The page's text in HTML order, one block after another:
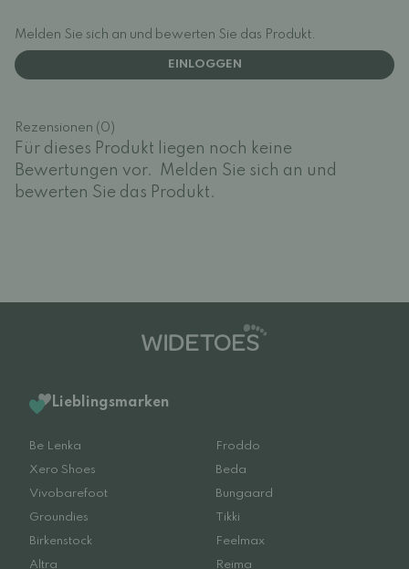
Melden Sie sich an und bewerten Sie das Produkt.
EINLOGGEN
Rezensionen (0)
Für dieses Produkt liegen noch keine
Bewertungen vor.
Melden Sie sich an und
bewerten Sie das Produkt.
Lieblingsmarken
Be Lenka
Froddo
Xero Shoes
Beda
Vivobarefoot
Bungaard
Groundies
Tikki
Birkenstock
Feelmax
Altra
Reima